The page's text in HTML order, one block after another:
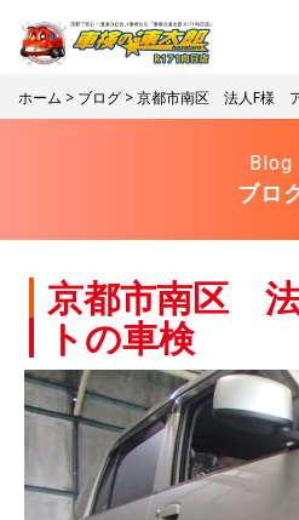
ホーム > ブログ > 京都市南区 法人F様
Blog
ブロ
京都市南区
トの車検